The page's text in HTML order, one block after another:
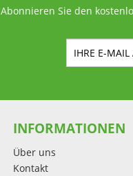
Abonnieren Sie den
INFORMATIONEN
Über uns
Kontakt